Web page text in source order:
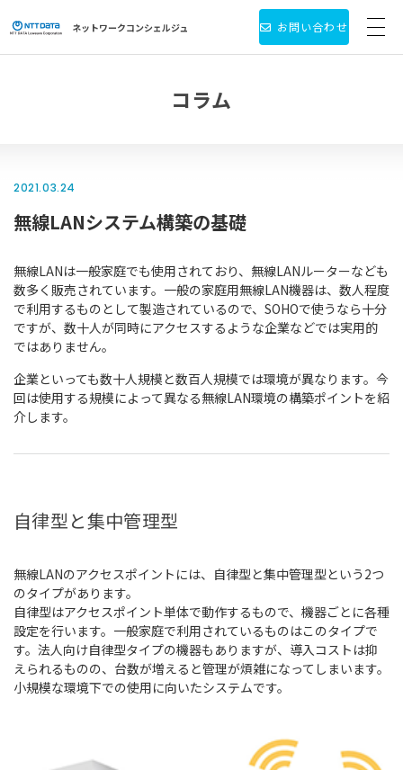
ネットワークコンシェルジュ
新着情報
個人情報保護方針
会社情報
お問い合わせ
コラム
2021.03.24
無線LANシステム構築の基礎
無線LANは一般家庭でも使用されており、無線LANルーターなども
数多く販売されています。一般の家庭用無線LAN機器は、数人程度
で利用するものとして製造されているので、SOHOで使うなら十分
ですが、数十人が同時にアクセスするような企業などでは実用的
ではありません。
企業といっても数十人規模と数百人規模では環境が異なります。今
回は使用する規模によって異なる無線LAN環境の構築ポイントを紹
介します。
自律型と集中管理型
無線LANのアクセスポイントには、自律型と集中管理型という2つ
のタイプがあります。
自律型はアクセスポイント単体で動作するもので、機器ごとに各種
設定を行います。一般家庭で利用されているものはこのタイプで
す。法人向け自律型タイプの機器もありますが、導入コストは抑
えられるものの、台数が増えると管理が煩雑になってしまいます。
小規模な環境下での使用に向いたシステムです。